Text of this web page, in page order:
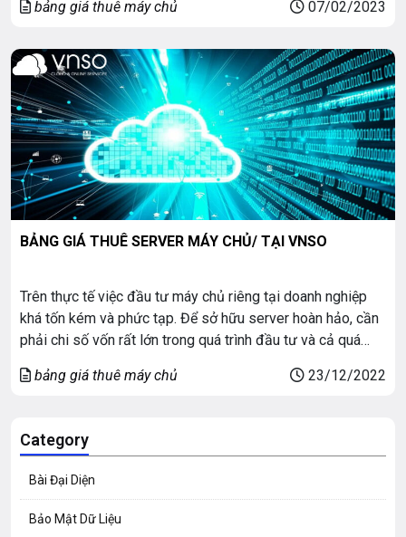
cầu thời gian hoạt động và […]
bảng giá thuê máy chủ 07/02/2023
BẢNG GIÁ THUÊ SERVER MÁY CHỦ/ TẠI VNSO
Trên thực tế việc đầu tư máy chủ riêng tại doanh nghiệp
khá tốn kém và phức tạp. Để sở hữu server hoàn hảo, cần
phải chi số vốn rất lớn trong quá trình đầu tư và cả quá
máy chủ […]
bảng giá thuê máy chủ 23/12/2022
Category
Bài Đại Diện
Bảo Mật Dữ Liệu